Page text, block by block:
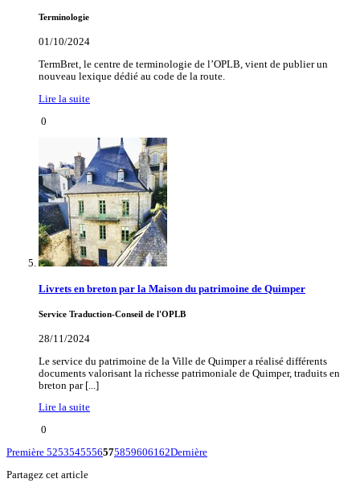
Terminologie
01/10/2024
TermBret, le centre de terminologie de l’OPLB, vient de publier un
nouveau lexique dédié au code de la route.
Lire la suite
0
Livrets en breton par la Maison du patrimoine de Quimper
Service Traduction-Conseil de l'OPLB
28/11/2024
Le service du patrimoine de la Ville de Quimper a réalisé différents
documents valorisant la richesse patrimoniale de Quimper, traduits en
breton par [...]
Lire la suite
0
Première 5253545556575859606162Dernière
Partagez cet article